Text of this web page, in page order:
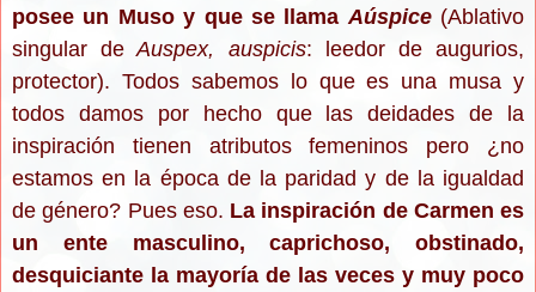
posee un Muso y que se llamaAúspice (Ablativo
singular de Auspex, auspicis: leedor de augurios,
protector). Todos sabemos lo que es una musa y
todos damos por hecho que las deidades de la
inspiración tienen atributos femeninos pero ¿no
estamos en la época de la paridad y de la igualdad
de género? Pues eso. La inspiración de Carmen es
un ente masculino, caprichoso, obstinado,
desquiciante la mayoría de las veces y muy poco